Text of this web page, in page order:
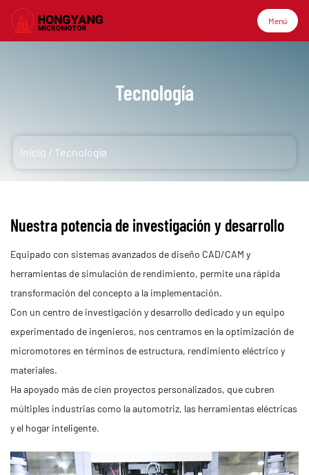
Menú
Aplicación
Tecnología
Servicios
Noticias
Contacto
Tecnología
Inicio / Tecnología
Nuestra potencia de investigación y desarrollo
Equipado con sistemas avanzados de diseño CAD/CAM y
herramientas de simulación de rendimiento, permite una rápida
transformación del concepto a la implementación.
Con un centro de investigación y desarrollo dedicado y un equipo
experimentado de ingenieros, nos centramos en la optimización de
micromotores en términos de estructura, rendimiento eléctrico y
materiales.
Ha apoyado más de cien proyectos personalizados, que cubren
múltiples industrias como la automotriz, las herramientas eléctricas
y el hogar inteligente.